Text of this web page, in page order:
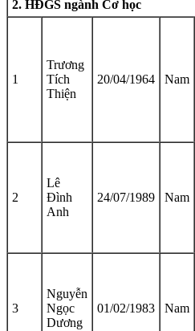
2. HĐGS ngành Cơ học
1
Trương
Tích
Thiện
20/04/1964 Nam
2
Lê
Đình
Anh
24/07/1989 Nam
3
Nguyễn
Ngọc
Dương
01/02/1983 Nam